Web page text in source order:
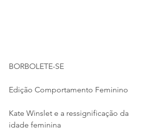
BORBOLETE-SE
Edição Comportamento Feminino
Kate Winslet e a ressignificação da
idade feminina